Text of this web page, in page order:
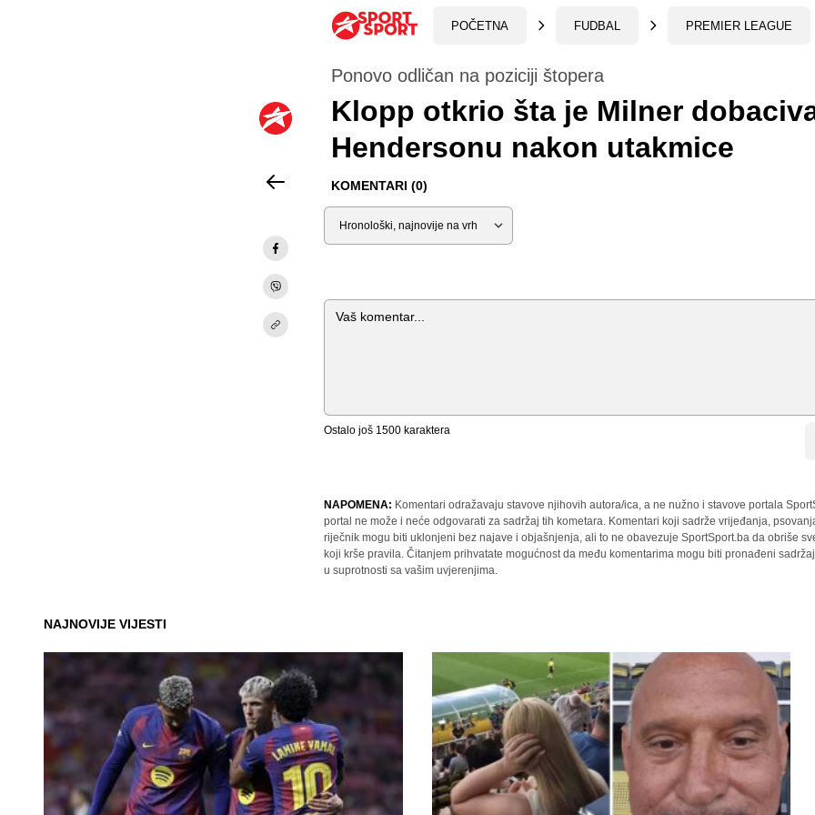
POČETNA FUDBAL PREMIER LEAGUE
Ponovo odličan na poziciji štopera
Klopp otkrio šta je Milner
Hendersonu nakon utakmice
KOMENTARI (0)
Sortiraj
Komentar
Ostalo još 1500 karaktera
NAPOMENA: Komentari odražavaju stavove njihovih autora/ica, a ne nužno i stavove portala
portal ne može i neće odgovarati za sadržaj tih kometara. Komentari koji sadrže vrijeđanja,
riječnik mogu biti uklonjeni bez najave i objašnjenja, ali to ne obavezuje SportSport.ba da obriše
koji krše pravila. Čitanjem prihvatate mogućnost da među komentarima mogu biti pronađeni
u suprotnosti sa vašim uvjerenjima.
NAJNOVIJE VIJESTI